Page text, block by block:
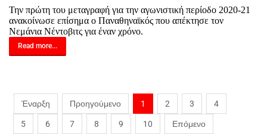
Την πρώτη του μεταγραφή για την αγωνιστική περίοδο 2020-21
ανακοίνωσε επίσημα ο Παναθηναϊκός που απέκτησε τον
Νεμάνια Νέντοβιτς για έναν χρόνο.
Read more...
Έναρξη Προηγούμενο 1 2 3 4
5 6 7 8 9 10 Επόμενο